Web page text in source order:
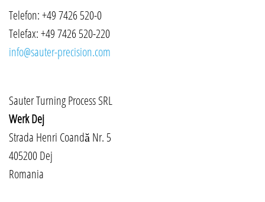
Telefon: +49 7426 520-0
Telefax: +49 7426 520-220
info@sauter-precision.com
Sauter Turning Process SRL
Werk Dej
Strada Henri Coandă Nr. 5
405200 Dej
Romania